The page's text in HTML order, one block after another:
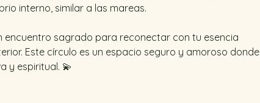
interno, similar a las mareas.
encuentro sagrado para reconectar con tu esencia
Este círculo es un espacio seguro y amoroso donde
y espiritual. 💫